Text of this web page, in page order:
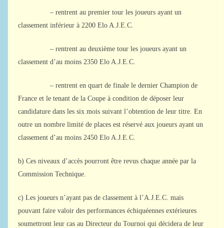
– rentrent au premier tour les joueurs ayant un
classement inférieur à 2200 Elo A.J.E.C.
– rentrent au deuxième tour les joueurs ayant un
classement d’au moins 2350 Elo A.J.E.C.
– rentrent en quart de finale le dernier Champion de
France et le tenant de la Coupe à condition de déposer leur
candidature dans les six mois suivant l’obtention de leur titre. En
outre un nombre limité de places est réservé aux joueurs ayant un
classement d’au moins 2450 Elo A.J.E.C.
b) Ces niveaux d’accès pourront être revus chaque année par la
Commission Technique.
c) Les joueurs n’ayant pas de classement à l’A.J.E.C. mais
pouvant faire valoir des performances échiquéennes extérieures
soumettront leur cas au Directeur du Tournoi qui décidera de leur